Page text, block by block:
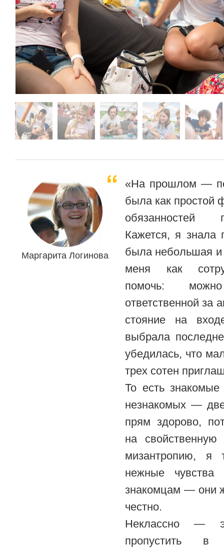
Маргарита Логинова
«На прошлом —
была как простой
обязанностей
Кажется, я знала
была небольшая и
меня как
помочь:
ответственной за
стояние на
выбрала
убедилась, что
трех сотен
То есть
незнакомых —
прям здорово,
на
мизантропию, я
нежные
знакомцам — они
честно.
Неклассно —
пропустить в